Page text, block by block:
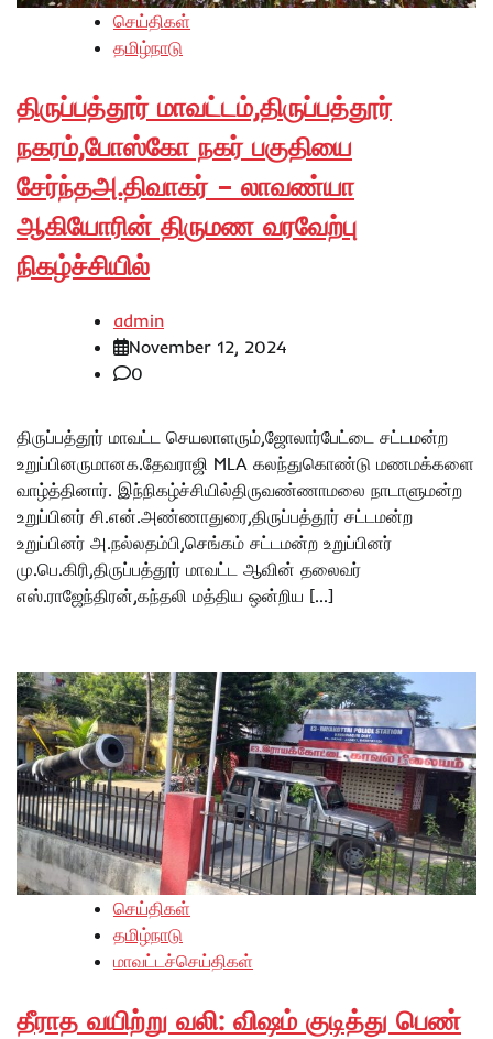
செய்திகள்
தமிழ்நாடு
திருப்பத்தூர் மாவட்டம்,திருப்பத்தூர்
நகரம்,போஸ்கோ நகர் பகுதியை
சேர்ந்தஅ.திவாகர் – லாவண்யா
ஆகியோரின் திருமண வரவேற்பு
நிகழ்ச்சியில்
admin
November 12, 2024
0
திருப்பத்தூர் மாவட்ட செயலாளரும்,ஜோலார்பேட்டை சட்டமன்ற
உறுப்பினருமானக.தேவராஜி MLA கலந்துகொண்டு மணமக்களை
வாழ்த்தினார். இந்நிகழ்ச்சியில்திருவண்ணாமலை நாடாளுமன்ற
உறுப்பினர் சி.என்.அண்ணாதுரை,திருப்பத்தூர் சட்டமன்ற
உறுப்பினர் அ.நல்லதம்பி,செங்கம் சட்டமன்ற உறுப்பினர்
மு.பெ.கிரி,திருப்பத்தூர் மாவட்ட ஆவின் தலைவர்
எஸ்.ராஜேந்திரன்,கந்தலி மத்திய ஒன்றிய […]
செய்திகள்
தமிழ்நாடு
மாவட்டச்செய்திகள்
தீராத வயிற்று வலி: விஷம் குடித்து பெண்